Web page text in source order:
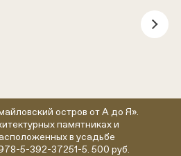
остров от А до Я».
памятниках и
в усадьбе
5-392-37251-5. 500 руб.